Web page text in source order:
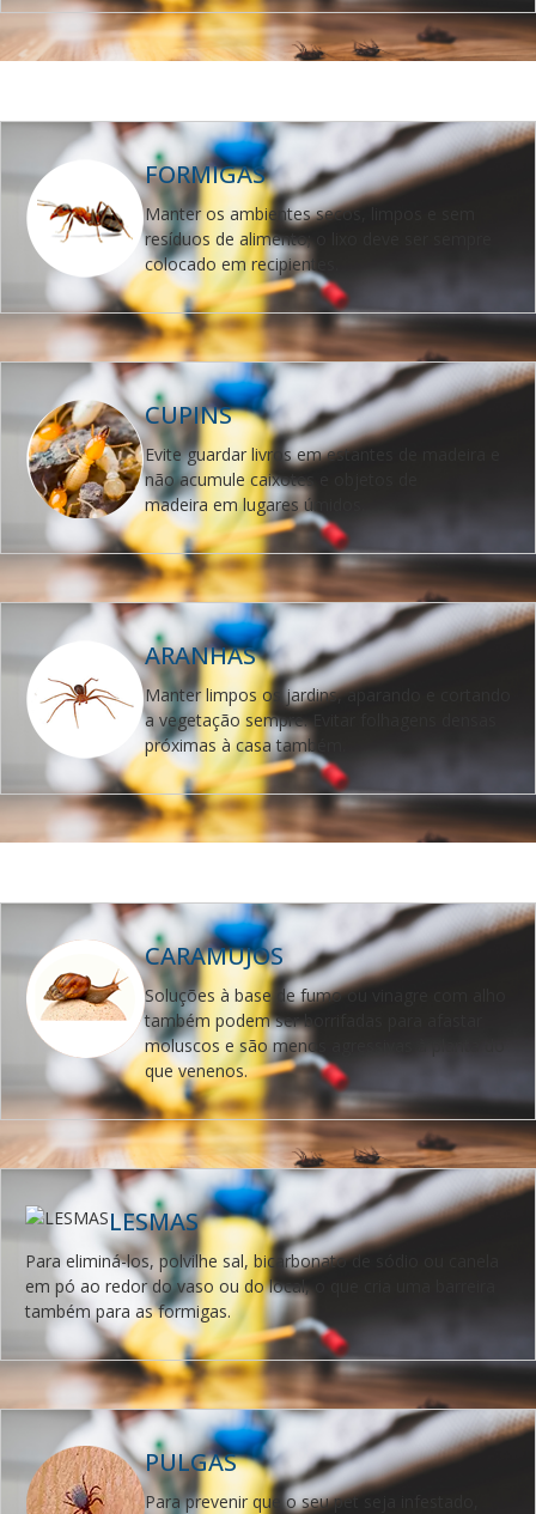
FORMIGAS
Manter os ambientes secos, limpos e sem
resíduos de alimento;
colocado em recipientes.
CUPINS
Evite guardar livros em estantes de madeira e
não acumule caixotes e objetos de
madeira em lugares úmidos.
ARANHAS
Manter limpos os jardins, aparando e cortando
a vegetação sempre.
próximas à casa também.
CARAMUJOS
Soluções à base de fumo ou vinagre com alho
também podem ser borrifadas para afastar
moluscos e são menos agressivas à planta do
que venenos.
LESMAS
Para eliminá-los, polvilhe sal, bicarbonato de sódio ou canela
em pó ao redor do vaso ou do local, o que cria uma barreira
também para as formigas.
PULGAS
Para prevenir que o seu pet seja infestado,